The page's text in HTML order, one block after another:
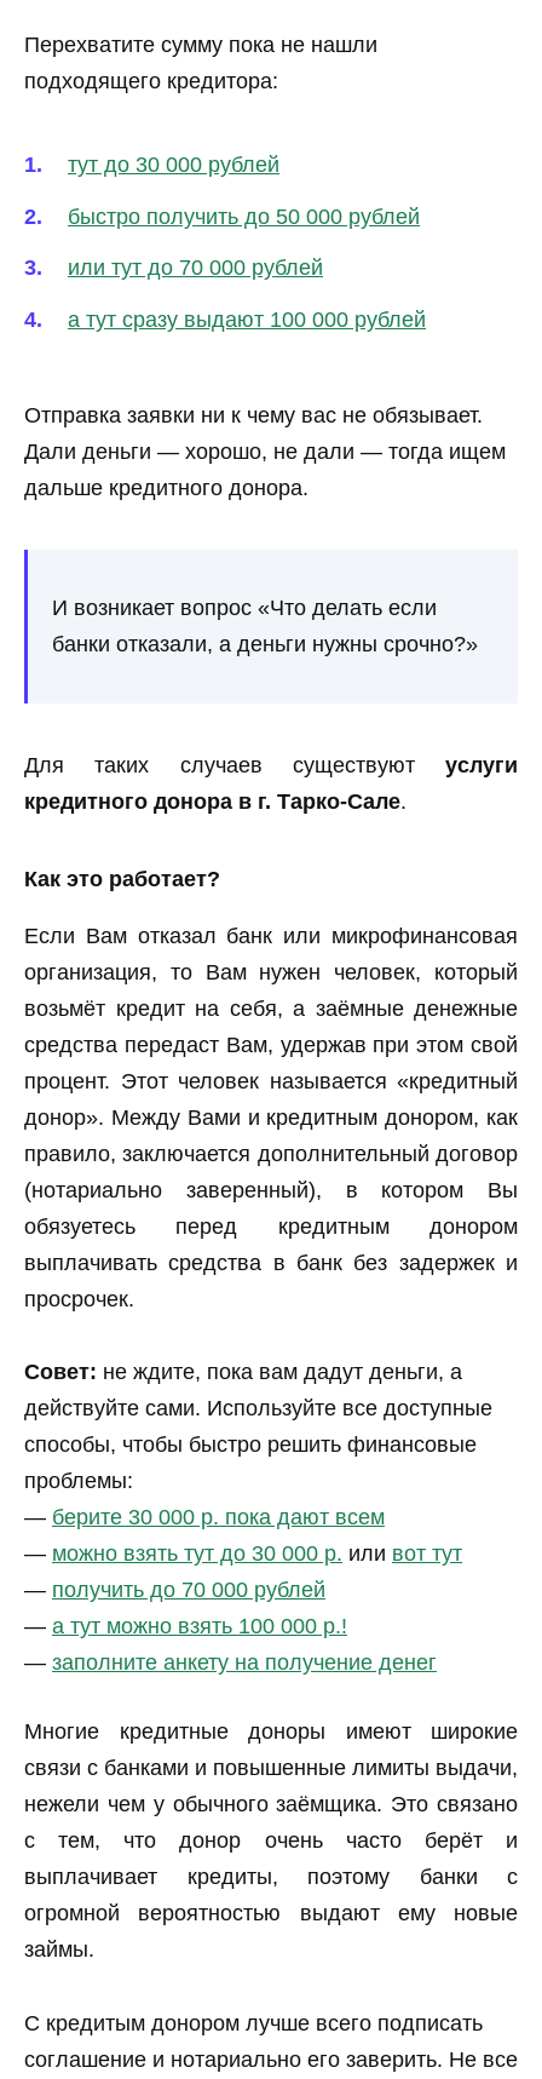
Перехватите сумму пока не нашли
подходящего кредитора:
тут до 30 000 рублей
быстро получить до 50 000 рублей
или тут до 70 000 рублей
а тут сразу выдают 100 000 рублей
Отправка заявки ни к чему вас не обязывает.
Дали деньги — хорошо, не дали — тогда ищем
дальше кредитного донора.
И возникает вопрос «Что делать если
банки отказали, а деньги нужны срочно?»
Для таких случаев существуют услуги
кредитного донора в г. Тарко-Сале.
Как это работает?
Если Вам отказал банк или микрофинансовая
организация, то Вам нужен человек, который
возьмёт кредит на себя, а заёмные денежные
средства передаст Вам, удержав при этом свой
процент. Этот человек называется «кредитный
донор». Между Вами и кредитным донором, как
правило, заключается дополнительный договор
(нотариально заверенный), в котором Вы
обязуетесь перед кредитным донором
выплачивать средства в банк без задержек и
просрочек.
Совет: не ждите, пока вам дадут деньги, а
действуйте сами. Используйте все доступные
способы, чтобы быстро решить финансовые
проблемы:
— берите 30 000 р. пока дают всем
— можно взять тут до 30 000 р. или вот тут
— получить до 70 000 рублей
— а тут можно взять 100 000 р.!
— заполните анкету на получение денег
Многие кредитные доноры имеют широкие
связи с банками и повышенные лимиты выдачи,
нежели чем у обычного заёмщика. Это связано
с тем, что донор очень часто берёт и
выплачивает кредиты, поэтому банки с
огромной вероятностью выдают ему новые
займы.
С кредитым донором лучше всего подписать
соглашение и нотариально его заверить. Не все